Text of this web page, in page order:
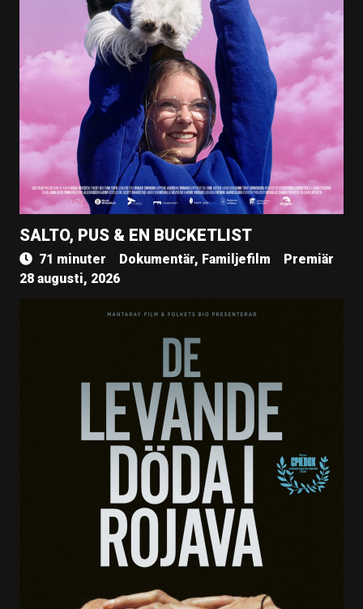
SALTO, PUS & EN BUCKETLIST
71 minuter Dokumentär, Familjefilm
Premiär
28 augusti, 2026